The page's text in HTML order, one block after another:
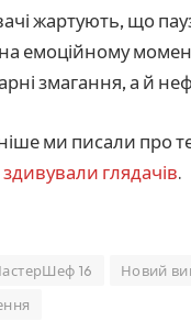
жартують, що
емоційному
змагання, а й
ми писали про
здивували глядачів.
16 Новий